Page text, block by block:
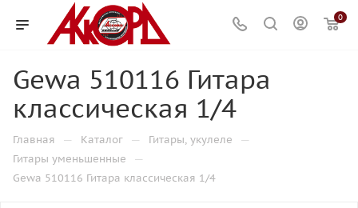
0
Gewa 510116 Гитара
классическая 1/4
Главная — Каталог — Гитары, укулеле —
Гитары уменьшенные —
Gewa 510116 Гитара классическая 1/4